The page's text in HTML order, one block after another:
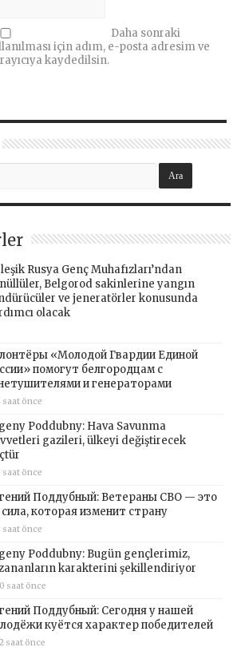
Daha sonraki
için adım, e-posta adresim ve
kaydedilsin.
Rusya Genç Muhafızları’ndan
Belgorod sakinlerine yangın
ve jeneratörler konusunda
olacak
«Молодой Гвардии Единой
помогут белгородцам с
и генераторами
saat önce
Poddubny: Hava Savunma
gazileri, ülkeyi değiştirecek
saat önce
Поддубный: Ветераны СВО — это
сила, которая изменит страну
saat önce
Poddubny: Bugün gençlerimiz,
karakterini şekillendiriyor
saat önce
Поддубный: Сегодня у нашей
куётся характер победителей
saat önce